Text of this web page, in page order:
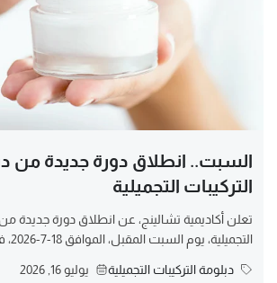
السبت.. انطلاق دورة جديدة من
التركيبات التجميلية
تعلن أكاديمية تشالينج، عن انطلاق دورة جديدة من
التجميلية، يوم السبت المقبل، الموافق 18-7-2026، في تمام الساعة الـ...
دبلومة التركيبات التجميلية يوليو 16, 2026